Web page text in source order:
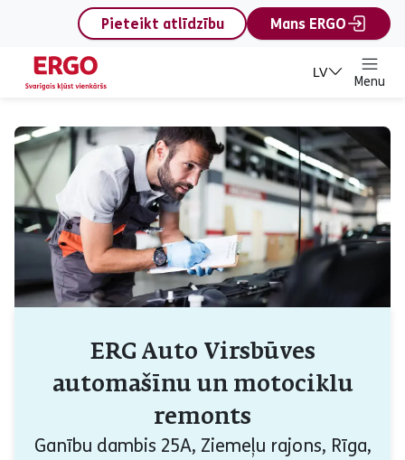
content
Pieteikt atlīdzību
Mans ERGO
LV
Menu
ERG Auto Virsbūves
automašīnu un motociklu
remonts
Ganību dambis 25A, Ziemeļu rajons, Rīga,